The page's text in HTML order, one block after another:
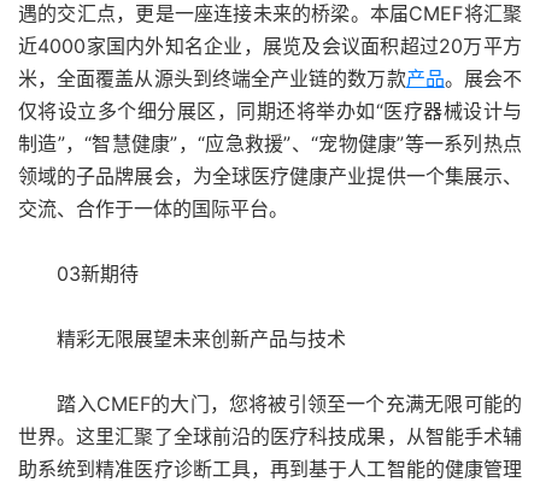
遇的交汇点，更是一座连接未来的桥梁。本届CMEF将汇聚
近4000家国内外知名企业，展览及会议面积超过20万平方
米，全面覆盖从源头到终端全产业链的数万款产品。展会不
仅将设立多个细分展区，同期还将举办如“医疗器械设计与
制造”，“智慧健康”，“应急救援”、“宠物健康”等一系列热点
领域的子品牌展会，为全球医疗健康产业提供一个集展示、
交流、合作于一体的国际平台。
03新期待
精彩无限展望未来创新产品与技术
踏入CMEF的大门，您将被引领至一个充满无限可能的
世界。这里汇聚了全球前沿的医疗科技成果，从智能手术辅
助系统到精准医疗诊断工具，再到基于人工智能的健康管理